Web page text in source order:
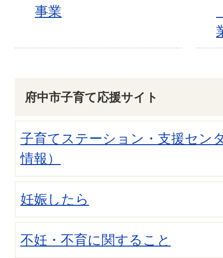
事業
府中市子育て応援サイト
子育てステーション・支援セン
情報）
妊娠したら
不妊・不育に関すること